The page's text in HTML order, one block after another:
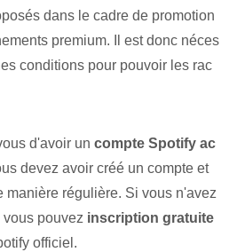
dans le cadre de promotion
premium. Il est donc néces
conditions pour pouvoir les rac
d'avoir un compte Spotify ac
devez avoir créé un compte et
manière régulière. Si vous n'avez
pouvez⁤ inscription gratuite
officiel.